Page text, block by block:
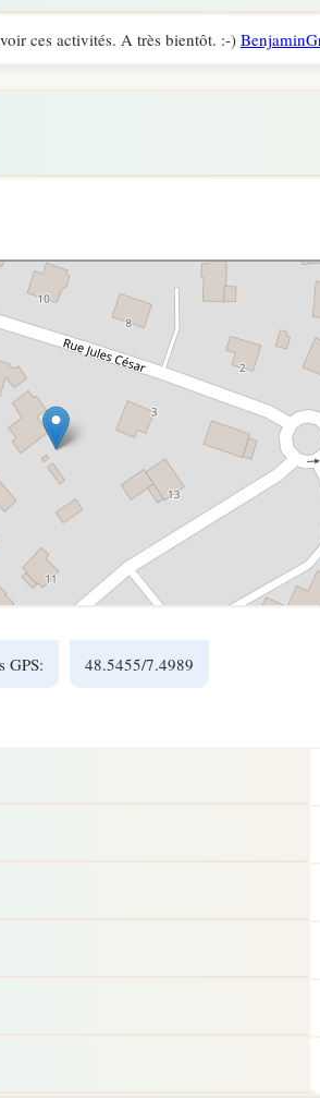
ces activités. A très bientôt. :-)
GPS: 48.5455/7.4989